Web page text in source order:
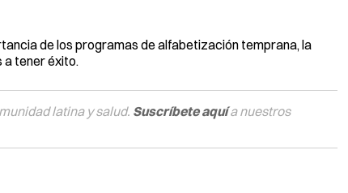
de los programas de alfabetización temprana, la
a tener éxito.
latina y salud. Suscríbete aquía nuestros